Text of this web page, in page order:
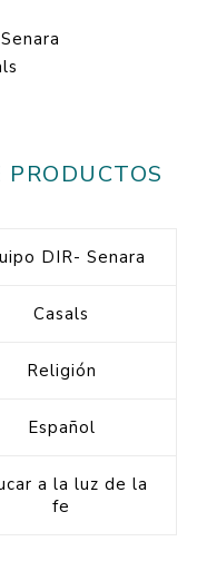
PRODUCTOS
DIR- Senara
Casals
Religión
Español
a la luz de la
fe